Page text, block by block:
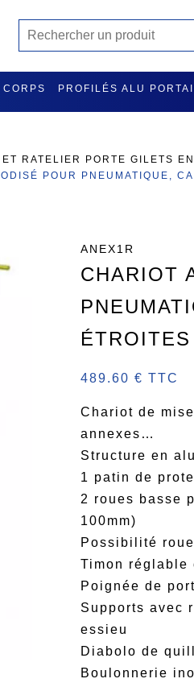
PROFILÉS ALU
RATELIER PORTE GILETS
POUR PNEUMATIQUE,
ANEX1R
CHARIOT
489.60 € TTC
Chariot de
annexes…
Structure en
1 patin
2 roues basse
100mm)
Possibilité
Timon réglable
Poignée de
Supports avec
essieu
Diabolo de
Boulonnerie